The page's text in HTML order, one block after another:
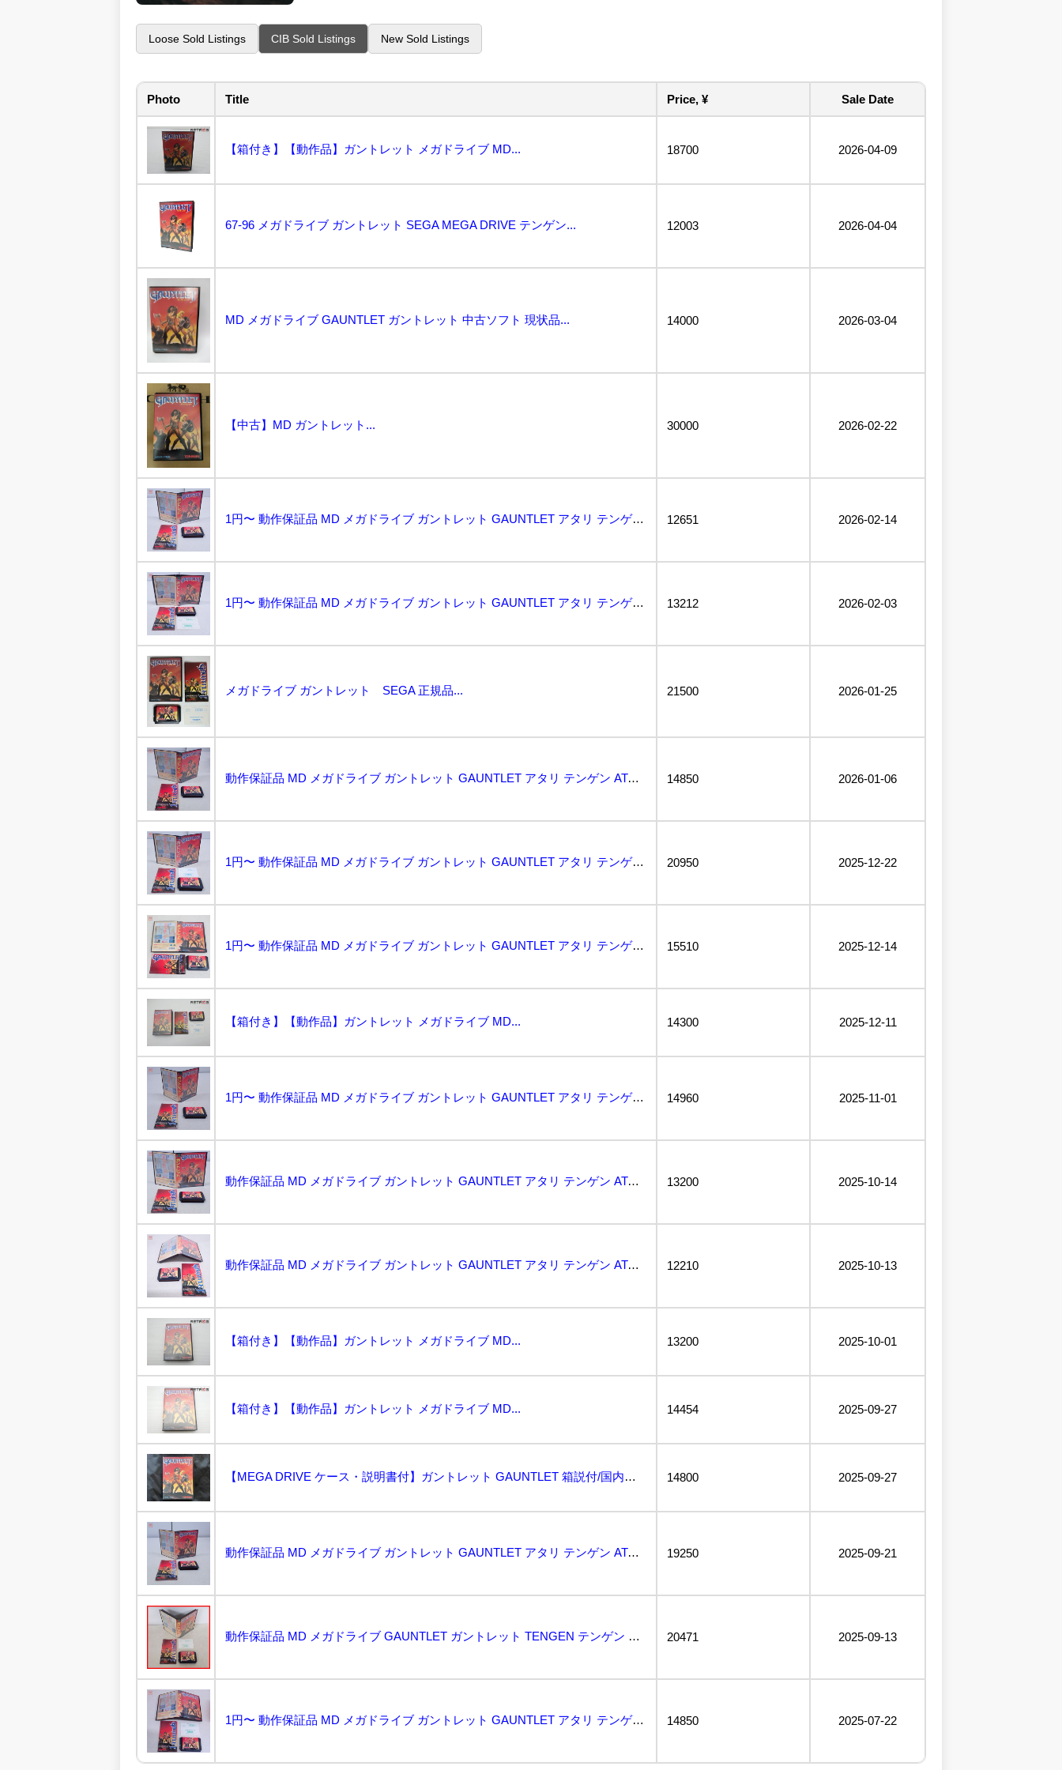
Loose Sold Listings CIB Sold Listings New Sold Listings
Photo Title Price, ¥ Sale Date
【箱付き】【動作品】ガントレット メガドライブ MD... 18700 2026-04-09
67-96 メガドライブ ガントレット SEGA MEGA DRIVE テンゲン... 12003 2026-04-04
MD メガドライブ GAUNTLET ガントレット 中古ソフト 現状品... 14000 2026-03-04
【中古】MD ガントレット... 30000 2026-02-22
1円〜 動作保証品 MD メガドライブ ガントレット GAUNTLET アタリ テンゲン ATARI... 12651 2026-02-14
1円〜 動作保証品 MD メガドライブ ガントレット GAUNTLET アタリ テンゲン ATARI... 13212 2026-02-03
メガドライブ ガントレット SEGA 正規品... 21500 2026-01-25
動作保証品 MD メガドライブ ガントレット GAUNTLET アタリ テンゲン ATARI TEN... 14850 2026-01-06
1円〜 動作保証品 MD メガドライブ ガントレット GAUNTLET アタリ テンゲン ATARI... 20950 2025-12-22
1円〜 動作保証品 MD メガドライブ ガントレット GAUNTLET アタリ テンゲン ATARI... 15510 2025-12-14
【箱付き】【動作品】ガントレット メガドライブ MD... 14300 2025-12-11
1円〜 動作保証品 MD メガドライブ ガントレット GAUNTLET アタリ テンゲン ATARI... 14960 2025-11-01
動作保証品 MD メガドライブ ガントレット GAUNTLET アタリ テンゲン ATARI TEN... 13200 2025-10-14
動作保証品 MD メガドライブ ガントレット GAUNTLET アタリ テンゲン ATARI TEN... 12210 2025-10-13
【箱付き】【動作品】ガントレット メガドライブ MD... 13200 2025-10-01
【箱付き】【動作品】ガントレット メガドライブ MD... 14454 2025-09-27
【MEGA DRIVE ケース・説明書付】ガントレット GAUNTLET 箱説付/国内版/国内正規品... 14800 2025-09-27
動作保証品 MD メガドライブ ガントレット GAUNTLET アタリ テンゲン ATARI TEN... 19250 2025-09-21
動作保証品 MD メガドライブ GAUNTLET ガントレット TENGEN テンゲン 箱説ハガキ付... 20471 2025-09-13
1円〜 動作保証品 MD メガドライブ ガントレット GAUNTLET アタリ テンゲン ATARI... 14850 2025-07-22